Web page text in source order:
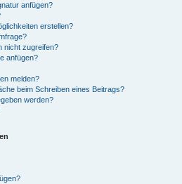
anfügen?
erstellen?
nicht zugreifen?
anfügen?
melden?
beim Schreiben eines Beitrags?
werden?